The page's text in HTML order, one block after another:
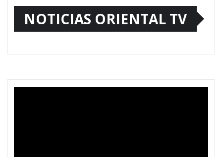
NOTICIAS ORIENTAL TV